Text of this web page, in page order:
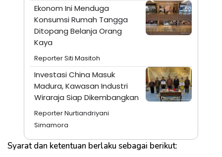
Ekonom Ini Menduga
Konsumsi Rumah Tangga
Ditopang Belanja Orang
Kaya
Reporter Siti Masitoh
Investasi China Masuk
Madura, Kawasan Industri
Wiraraja Siap Dikembangkan
Reporter Nurtiandriyani
Simamora
Syarat dan ketentuan berlaku sebagai berikut: